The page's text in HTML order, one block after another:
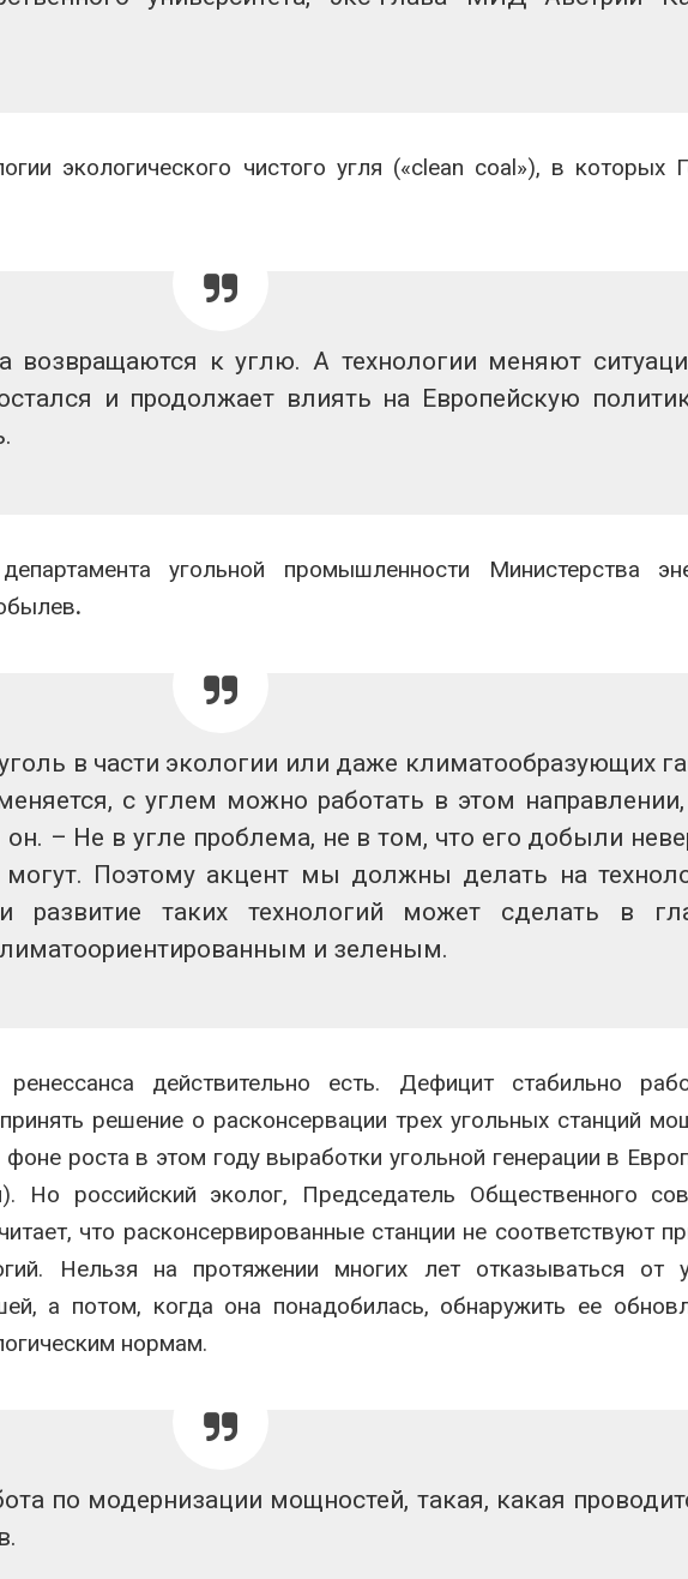
экологического чистого угля («clean coal»), в которых
возвращаются к углю. А технологии меняют
и продолжает влиять на Европейскую
угольной промышленности Министерства
.
в части экологии или даже климатообразующих
с углем можно работать в этом направлении,
– Не в угле проблема, не в том, что его добыли
Поэтому акцент мы должны делать на
развитие таких технологий может сделать в
и зеленым.
действительно есть. Дефицит стабильно
решение о расконсервации трех угольных станций
роста в этом году выработки угольной генерации в
Но российский эколог, Председатель Общественного
что расконсервированные станции не соответствуют
Нельзя на протяжении многих лет отказываться от
а потом, когда она понадобилась, обнаружить ее
нормам.
по модернизации мощностей, такая, какая